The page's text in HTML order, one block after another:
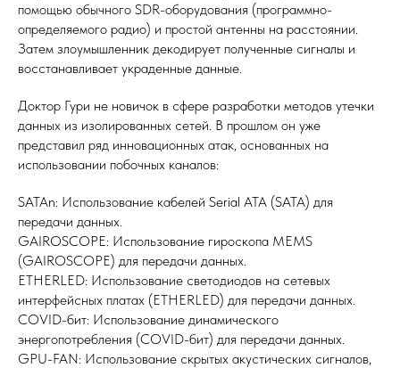
помощью обычного SDR-оборудования (программно-
определяемого радио) и простой антенны на расстоянии.
Затем злоумышленник декодирует полученные сигналы и
восстанавливает украденные данные.
Доктор Гури не новичок в сфере разработки методов утечки
данных из изолированных сетей. В прошлом он уже
представил ряд инновационных атак, основанных на
использовании побочных каналов:
SATAn: Использование кабелей Serial ATA (SATA) для
передачи данных.
GAIROSCOPE: Использование гироскопа MEMS
(GAIROSCOPE) для передачи данных.
ETHERLED: Использование светодиодов на сетевых
интерфейсных платах (ETHERLED) для передачи данных.
COVID-бит: Использование динамического
энергопотребления (COVID-бит) для передачи данных.
GPU-FAN: Использование скрытых акустических сигналов,